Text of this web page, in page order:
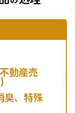
動産売
臭、特殊